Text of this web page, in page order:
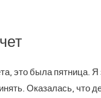
это была пятница.
Оказалась, что